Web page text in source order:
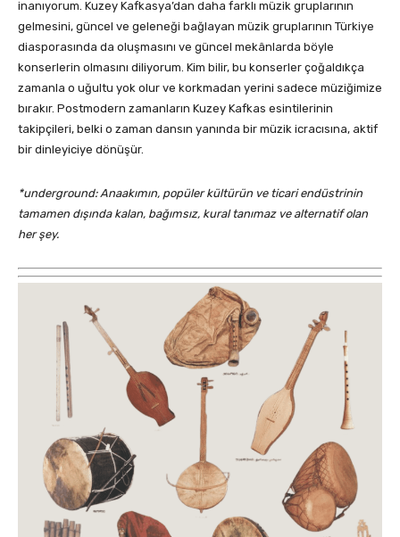
inanıyorum. Kuzey Kafkasya’dan daha farklı müzik gruplarının
gelmesini, güncel ve geleneği bağlayan müzik gruplarının Türkiye
diasporasında da oluşmasını ve güncel mekânlarda böyle
konserlerin olmasını diliyorum. Kim bilir, bu konserler çoğaldıkça
zamanla o uğultu yok olur ve korkmadan yerini sadece müziğimize
bırakır. Postmodern zamanların Kuzey Kafkas esintilerinin
takipçileri, belki o zaman dansın yanında bir müzik icracısına, aktif
bir dinleyiciye dönüşür.
*underground: Anaakımın, popüler kültürün ve ticari endüstrinin
tamamen dışında kalan, bağımsız, kural tanımaz ve alternatif olan
her şey.